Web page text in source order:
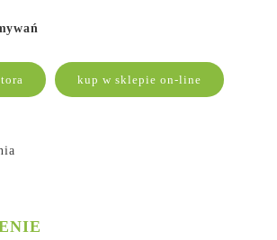
kup w sklepie on-line